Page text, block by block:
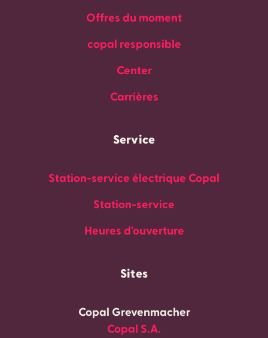
Offres du moment
copal responsible
Center
Carrières
Service
Station-service électrique Copal
Station-service
Heures d'ouverture
Sites
Copal Grevenmacher
Copal S.A.